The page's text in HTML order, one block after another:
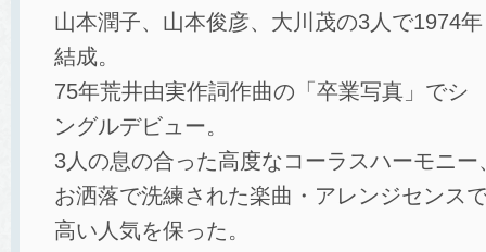
山本潤子、山本俊彦、大川茂の3人で1974年
結成。
75年荒井由実作詞作曲の「卒業写真」でシ
ングルデビュー。
3人の息の合った高度なコーラスハーモニー
お洒落で洗練された楽曲・アレンジセンス
高い人気を保った。